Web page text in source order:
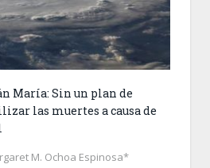
María: Sin un plan de
las muertes a causa de
M. Ochoa Espinosa*